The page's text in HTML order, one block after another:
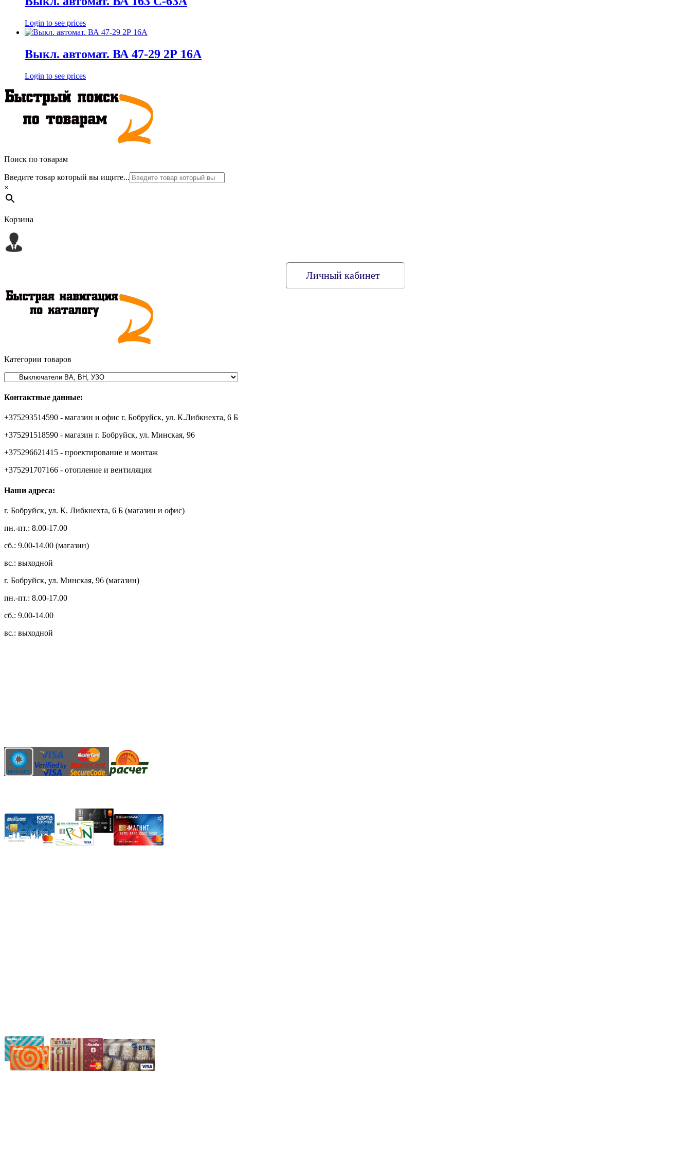
Login to see prices
Выкл. автомат. ВА 47-29 2Р 16А
Login to see prices
Поиск по товарам
Введите товар который вы ищите...
×
Корзина
Личный кабинет
Категории товаров
Контактные данные:
+375293514590 - магазин и офис г. Бобруйск, ул. К.Либкнехта, 6 Б
+375291518590 - магазин г. Бобруйск, ул. Минская, 96
+375296621415 - проектирование и монтаж
+375291707166 - отопление и вентиляция
Наши адреса:
г. Бобруйск, ул. К. Либкнехта, 6 Б (магазин и офис)
пн.-пт.: 8.00-17.00
сб.: 9.00-14.00 (магазин)
вс.: выходной
г. Бобруйск, ул. Минская, 96 (магазин)
пн.-пт.: 8.00-17.00
сб.: 9.00-14.00
вс.: выходной